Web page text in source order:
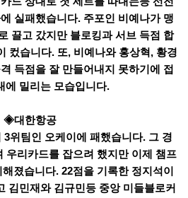
실패했습니다. 주포인 비예나가 맹
끌고 갔지만 블로킹과 서브 득점 합
컸습니다. 또, 비예나와 홍상혁, 황경
득점을 잘 만들어내지 못하기에 접
에 밀리는 모습입니다.
◈대한항공
위팀인 오케이에 패했습니다. 그 경
우리카드를 잡으려 했지만 이제 챔프
졌습니다. 22점을 기록한 정지석이
김민재와 김규민등 중앙 미들블로커